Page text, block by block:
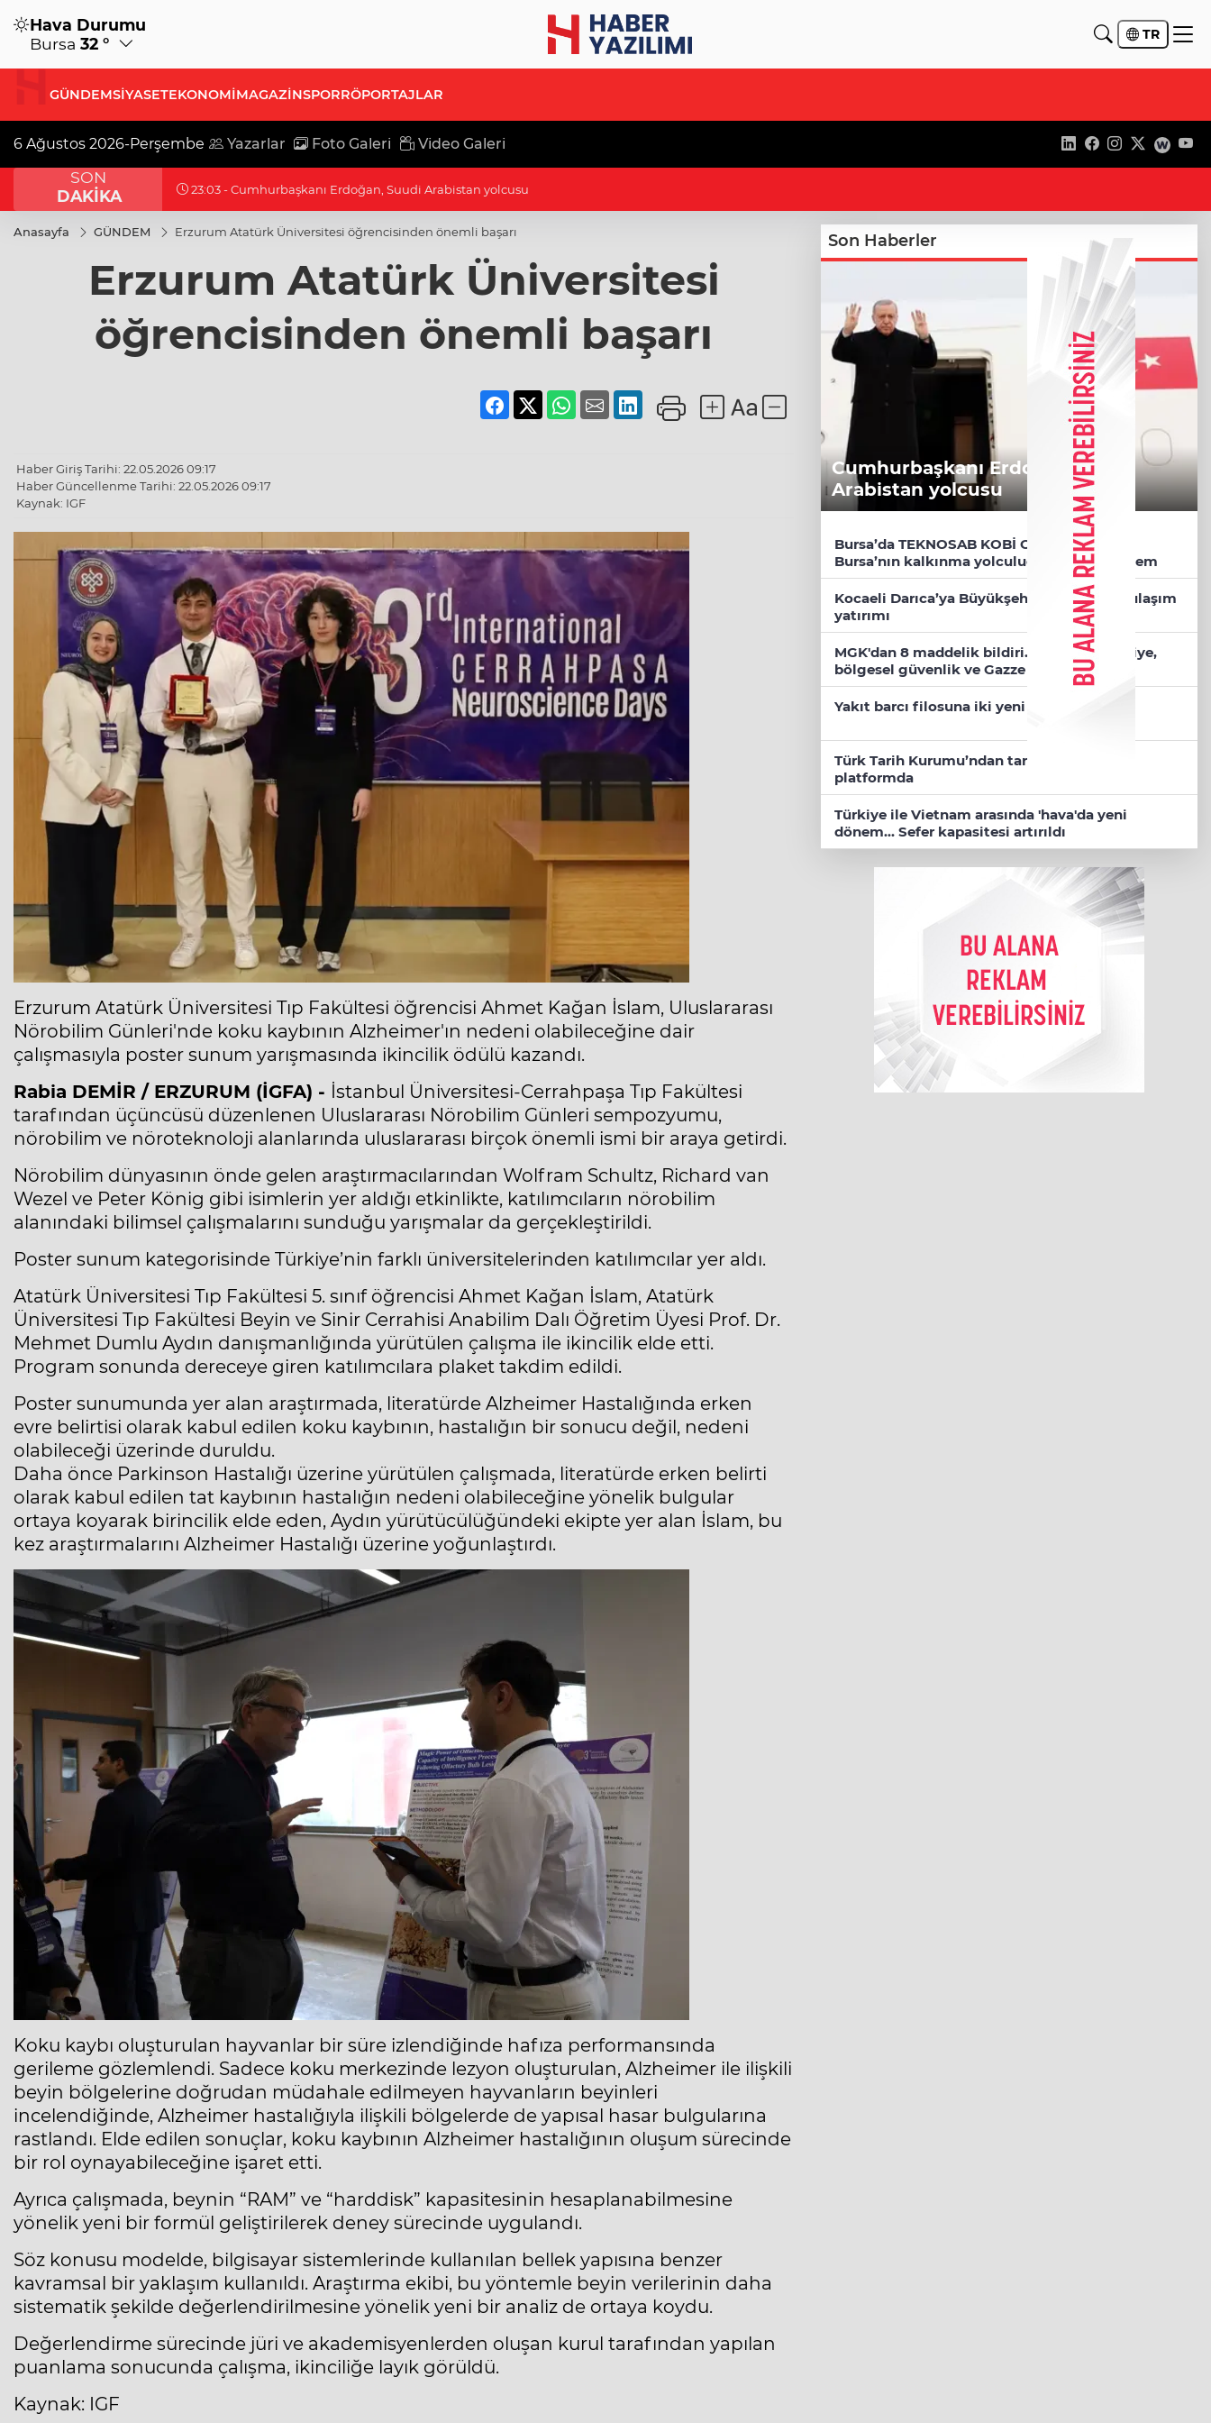
Hava Durumu
Bursa 32 ° TR
GÜNDEMSİYASETEKONOMİMAGAZİNSPORRÖPORTAJLAR
6 Ağustos 2026-Perşembe Yazarlar Foto Galeri Video Galeri
SON
DAKİKA
22:47 - Bursa’da TEKNOSAB KOBİ OSB tanıtıldı... Bursa’nın kalkınma yolculuğunda yeni dönem
Anasayfa GÜNDEM Erzurum Atatürk Üniversitesi öğrencisinden önemli başarı
Erzurum Atatürk Üniversitesi
öğrencisinden önemli başarı
Haber Giriş Tarihi: 22.05.2026 09:17
Haber Güncellenme Tarihi: 22.05.2026 09:17
Kaynak: IGF
Erzurum Atatürk Üniversitesi Tıp Fakültesi öğrencisi Ahmet Kağan İslam, Uluslararası
Nörobilim Günleri'nde koku kaybının Alzheimer'ın nedeni olabileceğine dair
çalışmasıyla poster sunum yarışmasında ikincilik ödülü kazandı.
Rabia DEMİR / ERZURUM (İGFA) - İstanbul Üniversitesi-Cerrahpaşa Tıp Fakültesi
tarafından üçüncüsü düzenlenen Uluslararası Nörobilim Günleri sempozyumu,
nörobilim ve nöroteknoloji alanlarında uluslararası birçok önemli ismi bir araya getirdi.
Nörobilim dünyasının önde gelen araştırmacılarından Wolfram Schultz, Richard van
Wezel ve Peter König gibi isimlerin yer aldığı etkinlikte, katılımcıların nörobilim
alanındaki bilimsel çalışmalarını sunduğu yarışmalar da gerçekleştirildi.
Poster sunum kategorisinde Türkiye’nin farklı üniversitelerinden katılımcılar yer aldı.
Atatürk Üniversitesi Tıp Fakültesi 5. sınıf öğrencisi Ahmet Kağan İslam, Atatürk
Üniversitesi Tıp Fakültesi Beyin ve Sinir Cerrahisi Anabilim Dalı Öğretim Üyesi Prof. Dr.
Mehmet Dumlu Aydın danışmanlığında yürütülen çalışma ile ikincilik elde etti.
Program sonunda dereceye giren katılımcılara plaket takdim edildi.
Poster sunumunda yer alan araştırmada, literatürde Alzheimer Hastalığında erken
evre belirtisi olarak kabul edilen koku kaybının, hastalığın bir sonucu değil, nedeni
olabileceği üzerinde duruldu.
Daha önce Parkinson Hastalığı üzerine yürütülen çalışmada, literatürde erken belirti
olarak kabul edilen tat kaybının hastalığın nedeni olabileceğine yönelik bulgular
ortaya koyarak birincilik elde eden, Aydın yürütücülüğündeki ekipte yer alan İslam, bu
kez araştırmalarını Alzheimer Hastalığı üzerine yoğunlaştırdı.
Koku kaybı oluşturulan hayvanlar bir süre izlendiğinde hafıza performansında
gerileme gözlemlendi. Sadece koku merkezinde lezyon oluşturulan, Alzheimer ile ilişkili
beyin bölgelerine doğrudan müdahale edilmeyen hayvanların beyinleri
incelendiğinde, Alzheimer hastalığıyla ilişkili bölgelerde de yapısal hasar bulgularına
rastlandı. Elde edilen sonuçlar, koku kaybının Alzheimer hastalığının oluşum sürecinde
bir rol oynayabileceğine işaret etti.
Ayrıca çalışmada, beynin “RAM” ve “harddisk” kapasitesinin hesaplanabilmesine
yönelik yeni bir formül geliştirilerek deney sürecinde uygulandı.
Söz konusu modelde, bilgisayar sistemlerinde kullanılan bellek yapısına benzer
kavramsal bir yaklaşım kullanıldı. Araştırma ekibi, bu yöntemle beyin verilerinin daha
sistematik şekilde değerlendirilmesine yönelik yeni bir analiz de ortaya koydu.
Değerlendirme sürecinde jüri ve akademisyenlerden oluşan kurul tarafından yapılan
puanlama sonucunda çalışma, ikinciliğe layık görüldü.
Kaynak: IGF
Son Haberler
Cumhurbaşkanı Erdoğan, Suudi
Arabistan yolcusu
Bursa’da TEKNOSAB KOBİ OSB tanıtıldı...
Bursa’nın kalkınma yolculuğunda yeni dönem
Kocaeli Darıca’ya Büyükşehir'den modern ulaşım
yatırımı
MGK'dan 8 maddelik bildiri... Terörsüz Türkiye,
bölgesel güvenlik ve Gazze mesajı
Yakıt barcı filosuna iki yeni gemi
Türk Tarih Kurumu’ndan tarihi içerikler tek
platformda
Türkiye ile Vietnam arasında 'hava'da yeni
dönem... Sefer kapasitesi artırıldı